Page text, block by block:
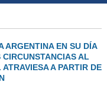
ARGENTINA EN SU DÍA
AL
A PARTIR DE